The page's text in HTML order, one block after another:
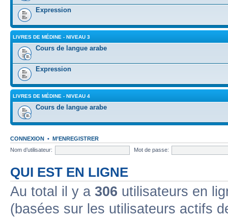
Expression
LIVRES DE MÉDINE - NIVEAU 3
Cours de langue arabe
Expression
LIVRES DE MÉDINE - NIVEAU 4
Cours de langue arabe
CONNEXION • M’ENREGISTRER
Nom d’utilisateur:
Mot de passe:
QUI EST EN LIGNE
Au total il y a 306 utilisateurs en
(basées sur les utilisateurs actifs